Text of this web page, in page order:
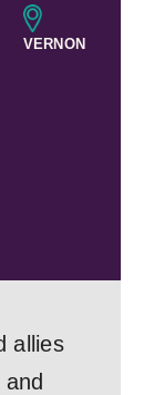
VERNON
allies